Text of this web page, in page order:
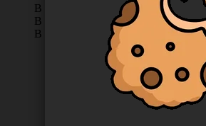
В КОРЗИНУ
В наличии во Владивостоке 40 шт.
В наличии в Хабаровске 0 шт.